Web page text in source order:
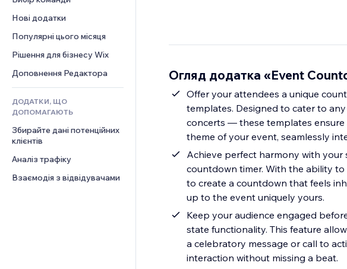
Рішення для складів
Дропшипінг
Тарифні плани й підписки
Краудфандинг
Їжа та напої
PDF
Обмін файлами
Новини
Шаблони сторінок
Ефекти зображення
Кнопки та меню
Банери та бейджі
Калькулятори
Пошук
Погода
Графіки й таблиці
Опитування
Чат
Коментарі
Телефон
Спільнота
Відгуки
CRM
Нові додатки
Популярні цього місяця
Рішення для бізнесу Wix
Доповнення Редактора
ДОДАТКИ, ЩО
ДОПОМАГАЮТЬ
Збирайте дані потенційних
клієнтів
Аналіз трафіку
Взаємодія з відвідувачами
Огляд додатка «Event
Offer your attendees a unique
templates. Designed to cater to
concerts — these templates
theme of your event, seamlessly
Achieve perfect harmony with your
countdown timer. With the ability
to create a countdown that feels
up to the event uniquely yours.
Keep your audience engaged
state functionality. This feature
a celebratory message or call to
interaction without missing a beat.